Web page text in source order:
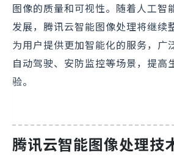
图像的质量和可视性。随着人工智
发展，腾讯云智能图像处理将继续
为用户提供更加智能化的服务，广
自动驾驶、安防监控等场景，提高
验。
腾讯云智能图像处理技